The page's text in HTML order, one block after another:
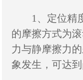
1、定位精度
的摩擦方式为
力与静摩擦力
象发生，可达